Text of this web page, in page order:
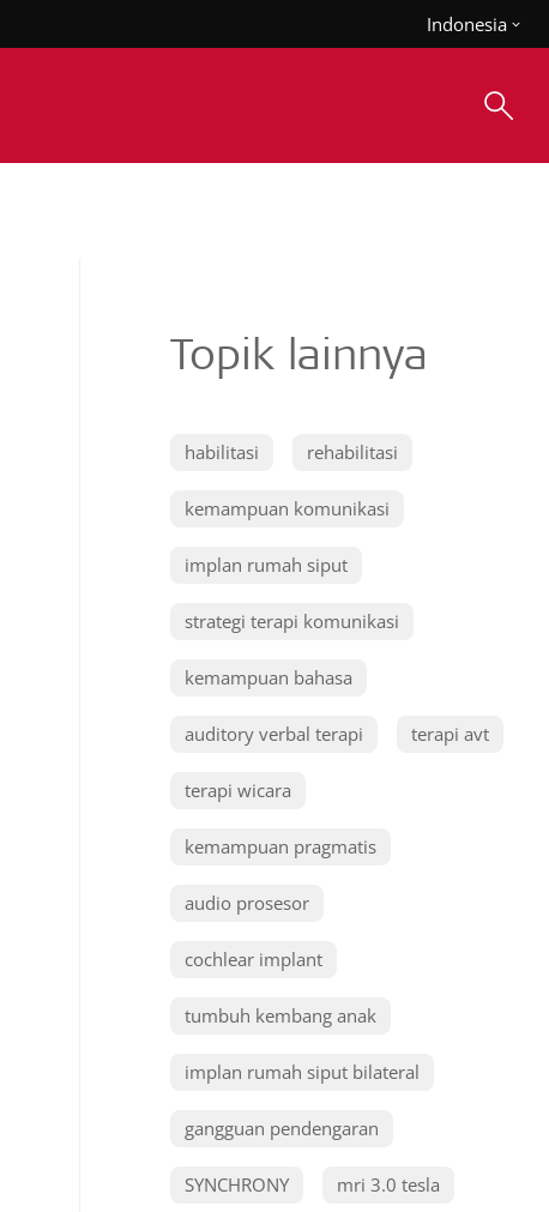
Indonesia
Topik lainnya
habilitasi rehabilitasi
kemampuan komunikasi
implan rumah siput
strategi terapi komunikasi
kemampuan bahasa
auditory verbal terapi terapi avt
terapi wicara
kemampuan pragmatis
audio prosesor
cochlear implant
tumbuh kembang anak
implan rumah siput bilateral
gangguan pendengaran
SYNCHRONY mri 3.0 tesla